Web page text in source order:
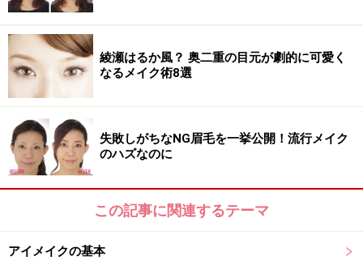
【時短美ワザ2】 ぱっちり二重を作っち
ゃおう！
になってみたい。でも、二重テープは難しいし、不自然
に見えてしまうことも。そんな時はぜひこちらのテクニ
ックを試してみて！
アイブロウライナーを使用して、二重を描くだけで、自
綾瀬はるか風？ 奥二重の目元が劇的に可愛く
なるメイク術8選
失敗しがちなNG眉毛を一挙公開！流行メイク
のハズなのに
この記事に関連するテーマ
アイメイクの基本